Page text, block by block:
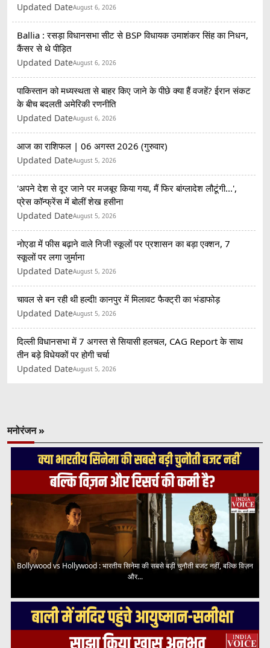
Updated DateAugust 6, 2026
Ballia : रसड़ा विधानसभा सीट से BSP विधायक उमाशंकर सिंह का निधन,
कैंसर से थे पीड़ित
Updated DateAugust 6, 2026
पाकिस्तान को मध्यस्थता से बाहर किए जाने के पीछे क्या हैं वजहें? ईरान संकट
के बीच बदलती अमेरिकी रणनीति
Updated DateAugust 6, 2026
आज का राशिफल | 06 अगस्त 2026 (गुरुवार)
Updated DateAugust 5, 2026
'अपने देश से दूर जाने पर मजबूर किया गया, मैं फिर बांग्लादेश लौटूंगी...',
प्रेस कॉन्फ्रेंस में बोलीं शेख हसीना
Updated DateAugust 5, 2026
नोएडा में फीस बढ़ाने वाले निजी स्कूलों पर प्रशासन का बड़ा एक्शन, 7
स्कूलों पर लगा जुर्माना
Updated DateAugust 5, 2026
चावल से बन रही थी हल्दी! कानपुर में मिलावट फैक्ट्री का भंडाफोड़
Updated DateAugust 5, 2026
दिल्ली विधानसभा में 7 अगस्त से सियासी हलचल, CAG Report के साथ
तीन बड़े विधेयकों पर होगी चर्चा
Updated DateAugust 5, 2026
मनोरंजन »
Bollywood vs Hollywood : भारतीय सिनेमा की सबसे बड़ी चुनौती बजट नहीं, बल्कि विज़न
और...